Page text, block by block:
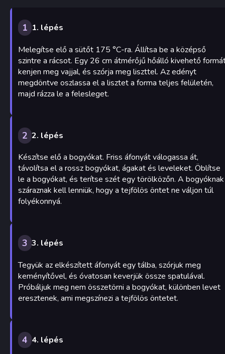
1 1. lépés
Melegítse elő a sütőt 175 °C-ra. Állítsa be a középső
szintre a rácsot. Egy 26 cm átmérőjű hőálló kivehető
kenjen meg vajjal, és szórja meg liszttel. Az edényt
megdöntve oszlassa el a lisztet a forma teljes felületén,
majd rázza le a felesleget.
2 2. lépés
Készítse elő a bogyókat. Friss áfonyát válogassa át,
távolítsa el a rossz bogyókat, ágakat és leveleket. Öblítse
le a bogyókat, és terítse szét egy törölközőn. A bogyóknak
száraznak kell lenniük, hogy a tejfölös öntet ne váljon túl
folyékonnyá.
3 3. lépés
Tegyük az elkészített áfonyát egy tálba, szórjuk meg
keményítővel, és óvatosan keverjük össze spatulával.
Próbáljuk meg nem összetörni a bogyókat, különben levet
eresztenek, ami megszínezi a tejfölös öntetet.
4 4. lépés